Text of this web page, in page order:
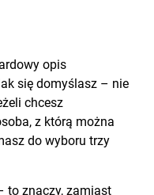
opis
się domyślasz – nie
chcesz
z którą można
do wyboru trzy
to znaczy, zamiast